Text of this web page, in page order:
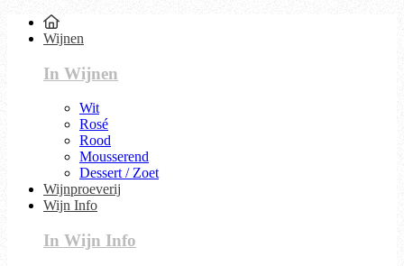
Wijnen
In Wijnen
Wit
Rosé
Rood
Mousserend
Dessert / Zoet
Wijnproeverij
Wijn Info
In Wijn Info